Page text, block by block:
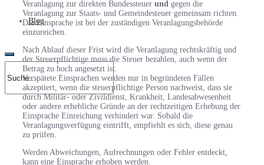
Blog
Veranlagung zur direkten Bundessteuer und gegen die
Veranlagung zur Staats- und Gemeindesteuer gemeinsam richten.
Die Einsprache ist bei der zuständigen Veranlagungsbehörde
einzureichen.
Nach Ablauf dieser Frist wird die Veranlagung rechtskräftig und
der Steuerpflichtige muss die Steuer bezahlen, auch wenn der
Betrag zu hoch angesetzt ist.
Verspätete Einsprachen werden nur in begründeten Fällen
akzeptiert, wenn die steuerpflichtige Person nachweist, dass sie
durch Militär- oder Zivildienst, Krankheit, Landesabwesenheit
oder andere erhebliche Gründe an der rechtzeitigen Erhebung der
Einsprache Einreichung verhindert war. Sobald die
Veranlagungsverfügung eintrifft, empfiehlt es sich, diese genau
zu prüfen.
Werden Abweichungen, Aufrechnungen oder Fehler entdeckt,
kann eine Einsprache erhoben werden.